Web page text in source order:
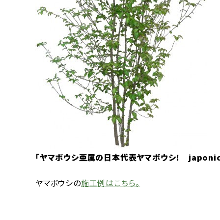
「ヤマボウシ亜属の日本代表ヤマボウシ！
ヤマボウシの施工例はこちら。